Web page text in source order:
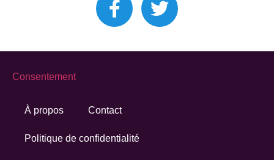
À propos Contact
Politique de confidentialité
Consentement